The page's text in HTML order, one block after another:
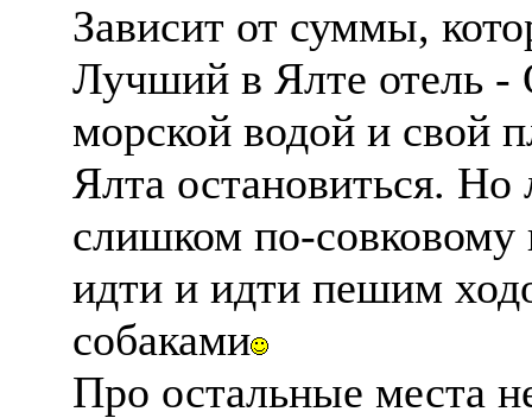
Зависит от суммы,
Лучший в Ялте отель -
морской водой и свой
Ялта остановиться.
слишком по-
идти и идти пешим
собаками
Про остальные места